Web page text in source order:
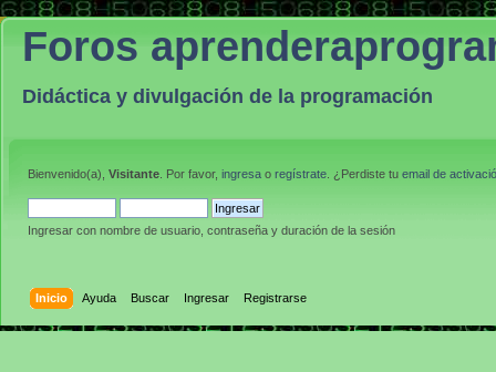
Foros
Didáctica y divulgación de la programación
Bienvenido(a), Visitante . Por favor, ingresa o regístrate . ¿Perdiste tu email de
Ingresar con nombre de usuario, contraseña y duración de la sesión
Inicio Ayuda Buscar Ingresar Registrarse